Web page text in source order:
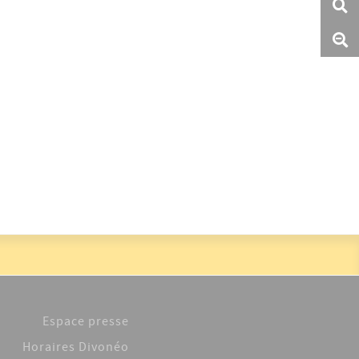
Espace presse
Horaires Divonéo